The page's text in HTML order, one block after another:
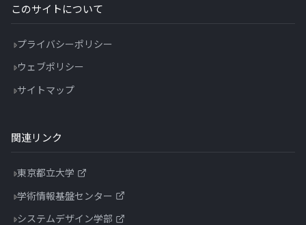
このサイトについて
プライバシーポリシー
ウェブポリシー
サイトマップ
関連リンク
東京都立大学
学術情報基盤センター
システムデザイン学部